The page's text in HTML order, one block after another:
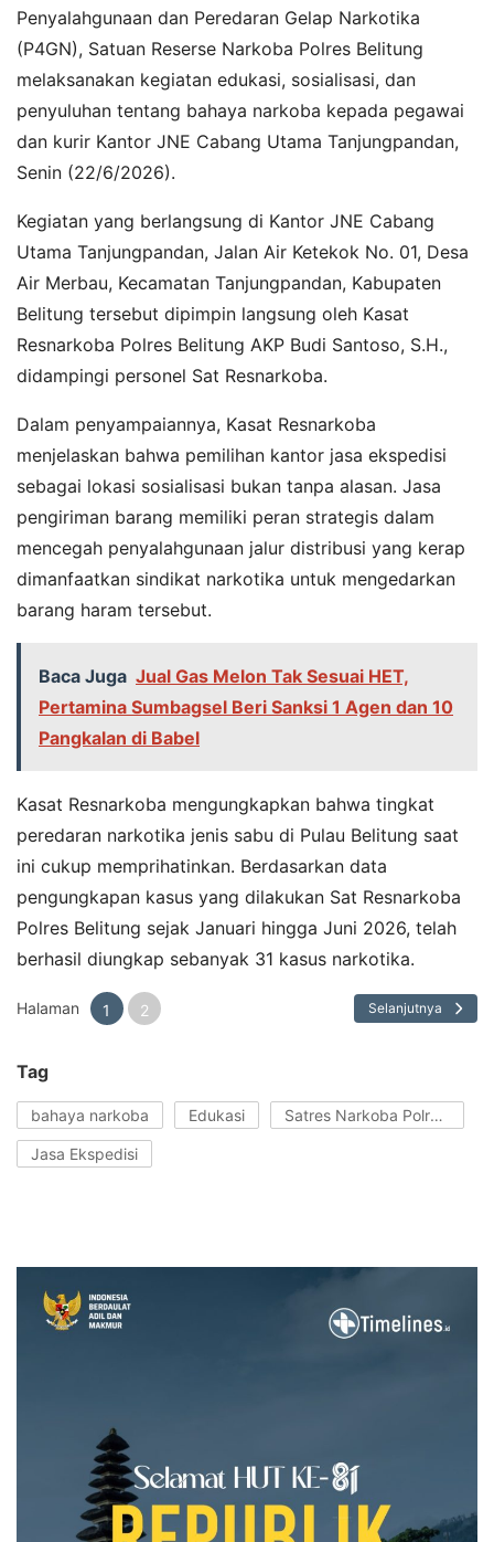
Penyalahgunaan dan Peredaran Gelap Narkotika
(P4GN), Satuan Reserse Narkoba Polres Belitung
melaksanakan kegiatan edukasi, sosialisasi, dan
penyuluhan tentang bahaya narkoba kepada pegawai
dan kurir Kantor JNE Cabang Utama Tanjungpandan,
Senin (22/6/2026).
Kegiatan yang berlangsung di Kantor JNE Cabang
Utama Tanjungpandan, Jalan Air Ketekok No. 01, Desa
Air Merbau, Kecamatan Tanjungpandan, Kabupaten
Belitung tersebut dipimpin langsung oleh Kasat
Resnarkoba Polres Belitung AKP Budi Santoso, S.H.,
didampingi personel Sat Resnarkoba.
Dalam penyampaiannya, Kasat Resnarkoba
menjelaskan bahwa pemilihan kantor jasa ekspedisi
sebagai lokasi sosialisasi bukan tanpa alasan. Jasa
pengiriman barang memiliki peran strategis dalam
mencegah penyalahgunaan jalur distribusi yang kerap
dimanfaatkan sindikat narkotika untuk mengedarkan
barang haram tersebut.
Baca Juga Jual Gas Melon Tak Sesuai HET,
Pertamina Sumbagsel Beri Sanksi 1 Agen dan 10
Pangkalan di Babel
Kasat Resnarkoba mengungkapkan bahwa tingkat
peredaran narkotika jenis sabu di Pulau Belitung saat
ini cukup memprihatinkan. Berdasarkan data
pengungkapan kasus yang dilakukan Sat Resnarkoba
Polres Belitung sejak Januari hingga Juni 2026, telah
berhasil diungkap sebanyak 31 kasus narkotika.
Halaman 1 2 Selanjutnya
Tag
bahaya narkoba Edukasi Satres Narkoba Polres Belitung
Jasa Ekspedisi